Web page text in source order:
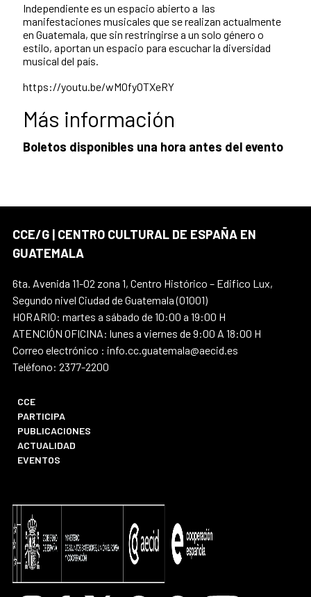
Independiente es un espacio abierto a las
manifestaciones musicales que se realizan actualmente
en Guatemala, que sin restringirse a un solo género o
estilo, aportan un espacio para escuchar la diversidad
musical del país.
https://youtu.be/wMOfyOTXeRY
Más información
Boletos disponibles una hora antes del evento
CCE/G | CENTRO CULTURAL DE ESPAÑA EN
GUATEMALA
6ta. Avenida 11-02 zona 1, Centro Histórico – Edifico Lux,
Segundo nivel Ciudad de Guatemala (01001)
HORARIO: martes a sábado de 10:00 a 19:00 H
ATENCIÓN OFICINA: lunes a viernes de 9:00 A 18:00 H
Correo electrónico : info.cc.guatemala@aecid.es
Teléfono: 2377-2200
CCE
PARTICIPA
PUBLICACIONES
ACTUALIDAD
EVENTOS